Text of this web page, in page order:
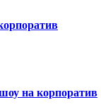
на корпоратив